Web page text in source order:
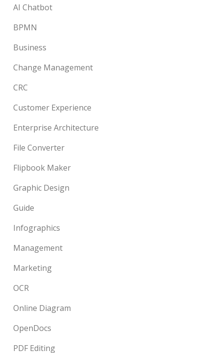
AI Chatbot
BPMN
Business
Change Management
CRC
Customer Experience
Enterprise Architecture
File Converter
Flipbook Maker
Graphic Design
Guide
Infographics
Management
Marketing
OCR
Online Diagram
OpenDocs
PDF Editing